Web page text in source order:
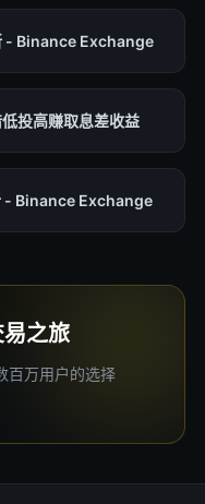
- Binance Exchange
投高赚取息差收益
- Binance Exchange
之旅
百万用户的选择